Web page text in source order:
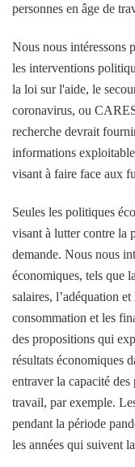
personnes en âge de
Nous nous intéressons
les interventions
la loi sur l'aide, le
coronavirus, ou
recherche devrait
informations
visant à faire face aux
Seules les politiques
visant à lutter contre la
demande. Nous nous
économiques, tels que
salaires, l’adéquation
consommation et les
des propositions qui
résultats économiques
entraver la capacité
travail, par exemple.
pendant la période
les années qui suivent